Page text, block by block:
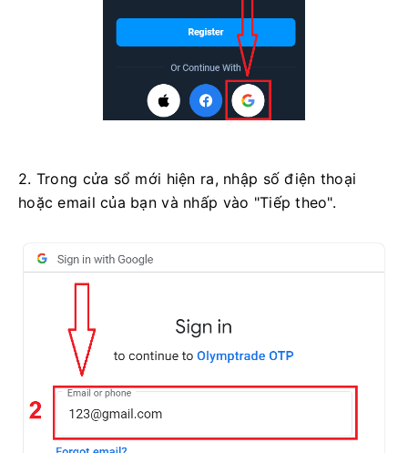
2. Trong cửa sổ mới hiện ra, nhập số điện thoại
hoặc email của bạn và nhấp vào "Tiếp theo".